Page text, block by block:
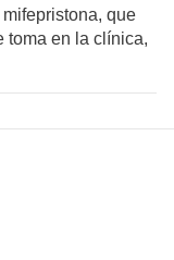
que
toma en la clínica,